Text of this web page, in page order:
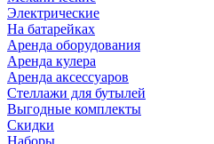
Электрические
На батарейках
Аренда оборудования
Аренда кулера
Аренда аксессуаров
Стеллажи для бутылей
Выгодные комплекты
Скидки
Наборы